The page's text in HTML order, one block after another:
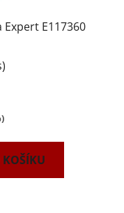
E117360
KOŠÍKU